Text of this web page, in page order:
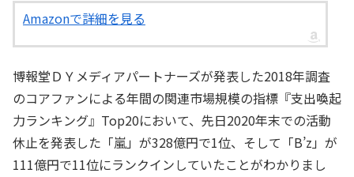
Amazonで詳細を見る
博報堂ＤＹメディアパートナーズが発表した2018年調査
のコアファンによる年間の関連市場規模の指標『支出喚起
力ランキング』Top20において、先日2020年末での活動
休止を発表した「嵐」が328億円で1位、そして「B’z」が
111億円で11位にランクインしていたことがわかりまし